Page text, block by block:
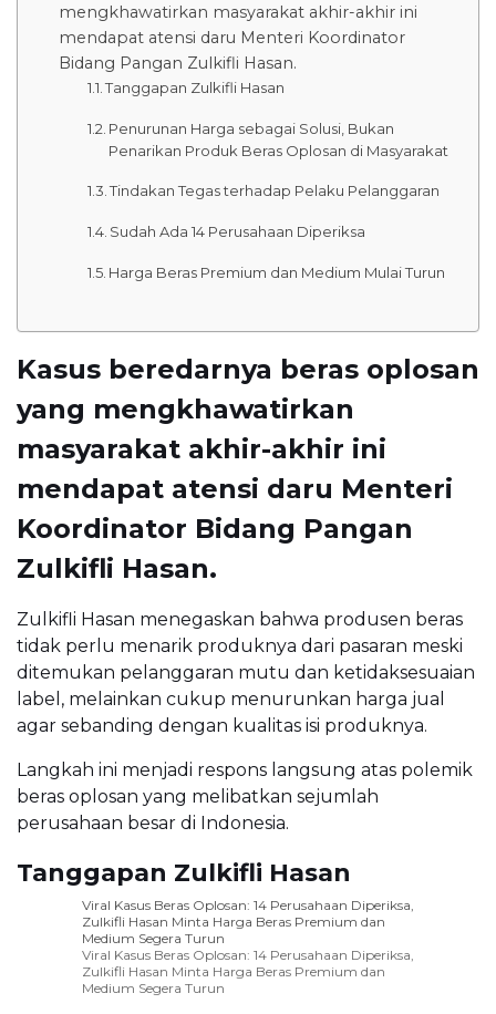
mengkhawatirkan masyarakat akhir-akhir ini
mendapat atensi daru Menteri Koordinator
Bidang Pangan Zulkifli Hasan.
Tanggapan Zulkifli Hasan
Penurunan Harga sebagai Solusi, Bukan
Penarikan Produk Beras Oplosan di Masyarakat
Tindakan Tegas terhadap Pelaku Pelanggaran
Sudah Ada 14 Perusahaan Diperiksa
Harga Beras Premium dan Medium Mulai Turun
Kasus beredarnya beras oplosan
yang mengkhawatirkan
masyarakat akhir-akhir ini
mendapat atensi daru Menteri
Koordinator Bidang Pangan
Zulkifli Hasan.
Zulkifli Hasan menegaskan bahwa produsen beras
tidak perlu menarik produknya dari pasaran meski
ditemukan pelanggaran mutu dan ketidaksesuaian
label, melainkan cukup menurunkan harga jual
agar sebanding dengan kualitas isi produknya.
Langkah ini menjadi respons langsung atas polemik
beras oplosan yang melibatkan sejumlah
perusahaan besar di Indonesia.
Tanggapan Zulkifli Hasan
Viral Kasus Beras Oplosan: 14 Perusahaan Diperiksa,
Zulkifli Hasan Minta Harga Beras Premium dan
Medium Segera Turun
Viral Kasus Beras Oplosan: 14 Perusahaan Diperiksa,
Zulkifli Hasan Minta Harga Beras Premium dan
Medium Segera Turun